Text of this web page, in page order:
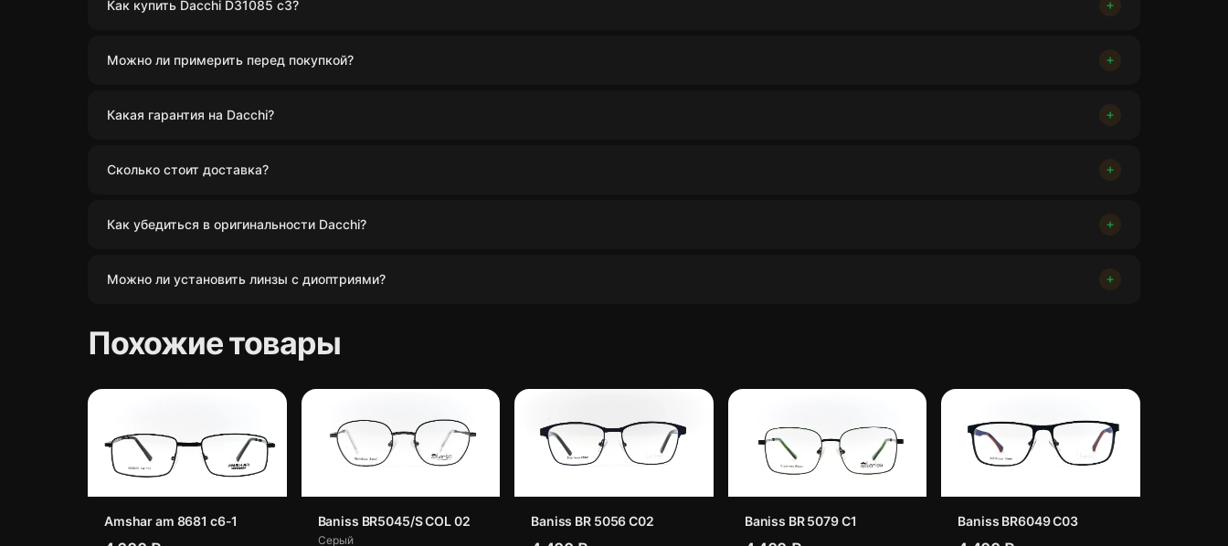
Как купить Dacchi D31085 c3?
Можно ли примерить перед покупкой?
Какая гарантия на Dacchi?
Сколько стоит доставка?
Как убедиться в оригинальности Dacchi?
Можно ли установить линзы с диоптриями?
Похожие товары
Amshar am 8681 c6-1 Baniss BR5045/S COL 02
Серый
Baniss BR 5056 C02 Baniss BR 5079 C1 Baniss BR6049 C03